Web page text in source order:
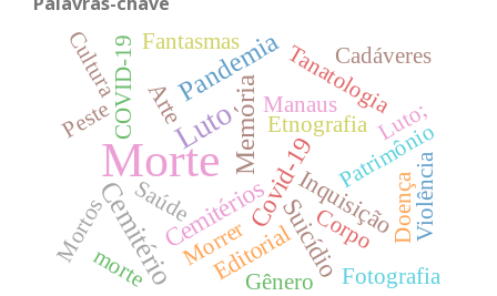
Morte
Luto
Cemitério
Memória
Pandemia
CemitériosCovid-19
Suicídio
Arte
Editorial
Inquisição
Patrimônio
Saúde
Gênero
Etnografia
Tanatologia
COVID-19 Cadáveres
Corpo
Fantasmas
Mortos
morte Fotografia
Doença
Manaus
Morrer
Cultura
Peste Luto;
Violência